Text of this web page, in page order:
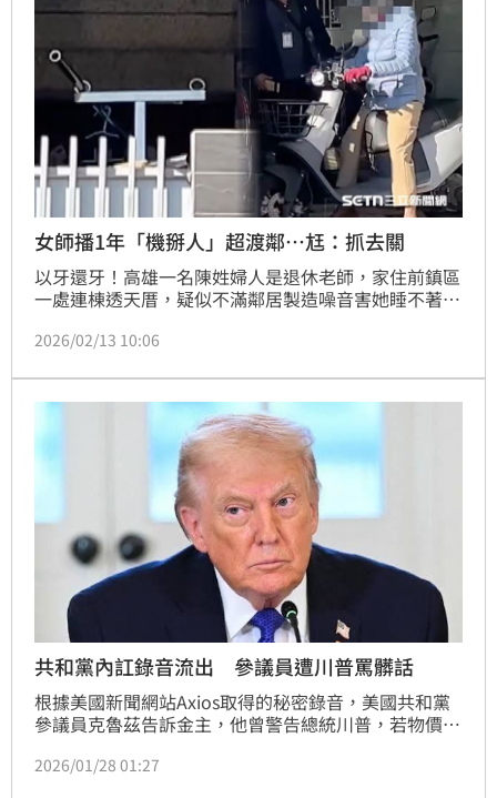
女師播1年「機掰人」超渡鄰…尪：抓去關
以牙還牙！高雄一名陳姓婦人是退休老師，家住前鎮區
一處連棟透天厝，疑似不滿鄰居製造噪音害她睡不著，
播放「機X人」、「Ｘ你娘機掰」、「蕭查莫」等髒
力」集體怒告，女師被依強制罪判刑3個月。丈夫似乎
也拿妻子沒輒，坦言曾經想搬家，但家裡已經沒錢，如
今判決出爐，該關就關。
2026/02/13 10:06
共和黨內訌錄音流出 參議員遭川普罵髒話
根據美國新聞網站Axios取得的秘密錄音，美國共和黨
參議員克魯茲告訴金主，他曾警告總統川普，若物價持
罵「去你的」。
2026/01/28 01:27